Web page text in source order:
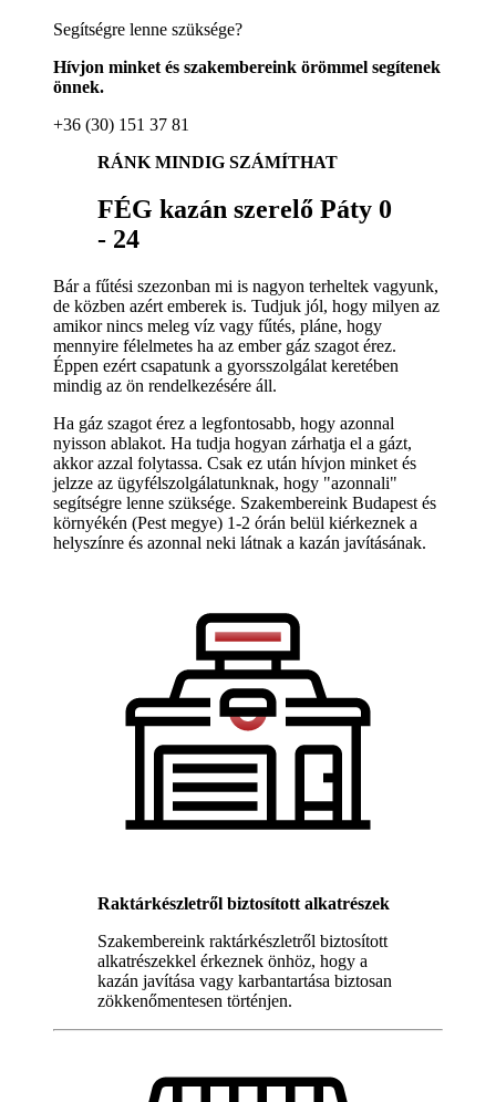
Segítségre lenne szüksége?
Hívjon minket és szakembereink örömmel segítenek
önnek.
+36 (30) 151 37 81
RÁNK MINDIG SZÁMÍTHAT
FÉG kazán szerelő Páty 0
- 24
Bár a fűtési szezonban mi is nagyon terheltek vagyunk,
de közben azért emberek is. Tudjuk jól, hogy milyen az
amikor nincs meleg víz vagy fűtés, pláne, hogy
mennyire félelmetes ha az ember gáz szagot érez.
Éppen ezért csapatunk a gyorsszolgálat keretében
mindig az ön rendelkezésére áll.
Ha gáz szagot érez a legfontosabb, hogy azonnal
nyisson ablakot. Ha tudja hogyan zárhatja el a gázt,
akkor azzal folytassa. Csak ez után hívjon minket és
jelzze az ügyfélszolgálatunknak, hogy "azonnali"
segítségre lenne szüksége. Szakembereink Budapest és
környékén (Pest megye) 1-2 órán belül kiérkeznek a
helyszínre és azonnal neki látnak a kazán javításának.
Raktárkészletről biztosított alkatrészek
Szakembereink raktárkészletről biztosított
alkatrészekkel érkeznek önhöz, hogy a
kazán javítása vagy karbantartása biztosan
zökkenőmentesen történjen.